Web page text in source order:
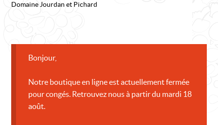
Domaine Jourdan et Pichard
Bonjour,
Notre boutique en ligne est actuellement fermée
pour congés. Retrouvez nous à partir du mardi 18
août.